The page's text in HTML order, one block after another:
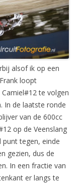
alsof ik op een
loopt
te volgen
In de laatste ronde
van de 600cc
op de Veenslang
tegen, einde
gezien, dus de
In een fractie van
er langs te